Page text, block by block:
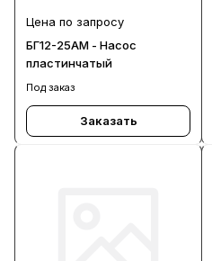
Цена по запросу
БГ12-25АМ - Насос
пластинчатый
Под заказ
Заказать